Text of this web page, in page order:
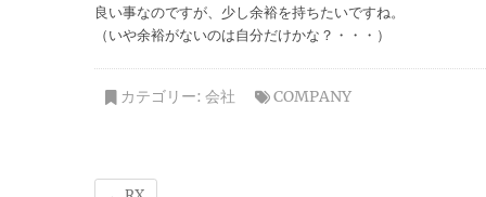
良い事なのですが、少し余裕を持ちたいですね。
（いや余裕がないのは自分だけかな？・・・）
カテゴリー: 会社 COMPANY